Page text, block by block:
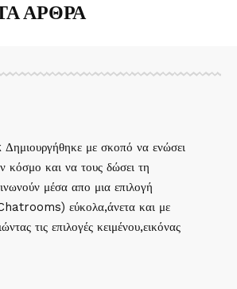
ΑΡΘΡΑ
με σκοπό να ενώσει
κόσμο και να τους δώσει τη
μέσα απο μια επιλογή
εύκολα,άνετα και με
τις επιλογές κειμένου,εικόνας